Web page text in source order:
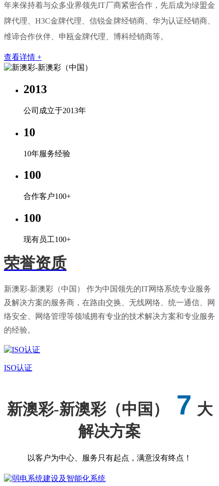
年来保持着与众多业界领先IT厂商紧密合作，先后成为绿盟金
牌代理、H3C金牌代理、信锐金牌经销商、华为认证经销商、
维谛合作伙伴、申瓯金牌代理、博科经销商等。
查看详情 +
2013
公司成立于2013年
10
10年服务经验
100
合作客户100+
100
现有员工100+
荣誉资质
新澳彩-新澳彩（中国） 作为中国领先的IT网络系统专业服务
及解决方案的服务商，在路由交换、无线网络、统一通信、网
络安全、网络管理等领域拥有专业的技术解决方案和专业服务
的经验。
ISO认证
新澳彩-新澳彩（中国） 7 大
解决方案
以客户为中心、服务只有起点，满意没有终点！